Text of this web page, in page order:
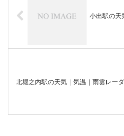
小出駅の天
北堀之内駅の天気｜気温｜雨雲レー